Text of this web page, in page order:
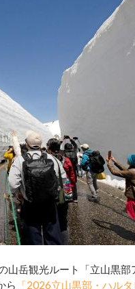
岳観光ルート「立山黒部
ら
「2026立山黒部・ハルタ